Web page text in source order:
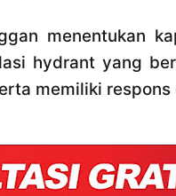
menentukan
hydrant yang
memiliki